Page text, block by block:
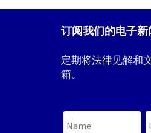
订阅我们的电子新
定期将法律见解和
箱。